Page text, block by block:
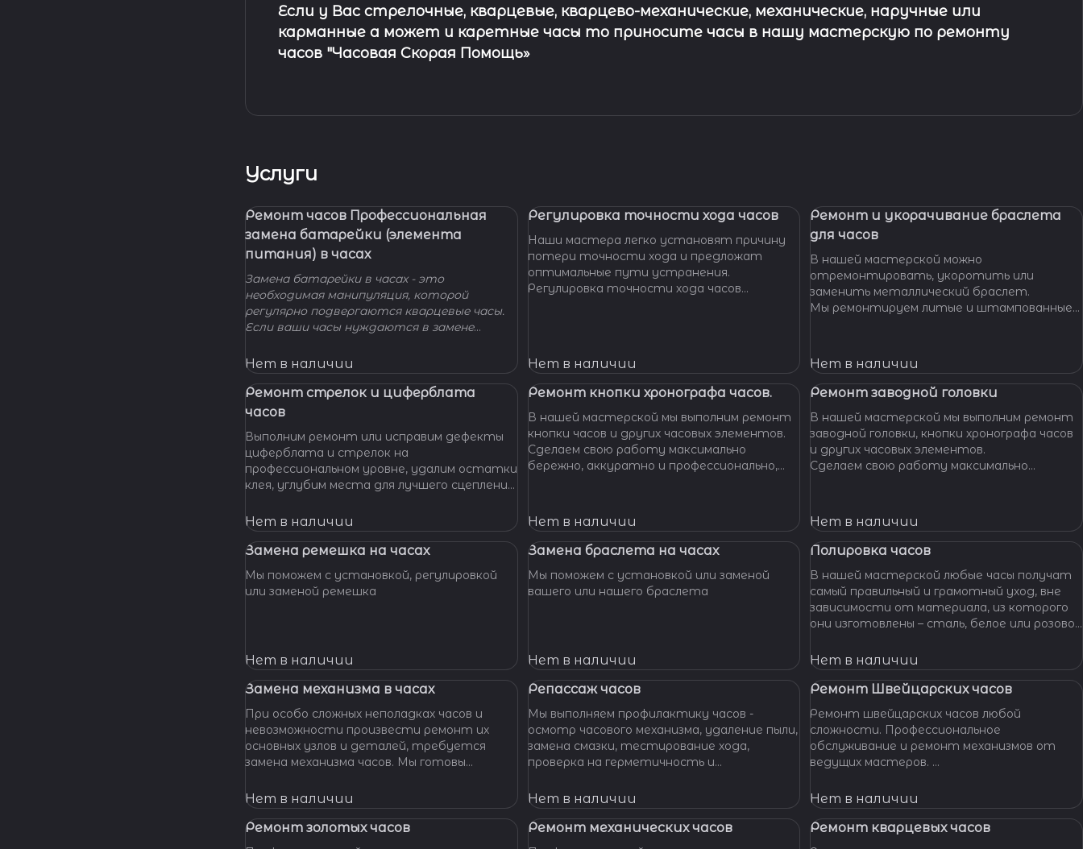
Если у Вас стрелочные, кварцевые, кварцево-механические, механические, наручные или
карманные а может и каретные часы то приносите часы в нашу мастерскую по ремонту
часов "Часовая Скорая Помощь»
Услуги
Ремонт часов Профессиональная
замена батарейки (элемента
питания) в часах
Замена батарейки в часах - это
необходимая манипуляция, которой
регулярно подвергаются кварцевые часы.
Если ваши часы нуждаются в замене
нашу мастерскую! Наши мастера с
удовольствием помогут вам решить
вашу проблему и произведут замену
батарейки профессионально, быстро,
Нет в наличии
Регулировка точности хода часов
Наши мастера легко установят причину
потери точности хода и предложат
оптимальные пути устранения.
Регулировка точности хода часов
Нет в наличии
Ремонт и укорачивание браслета
для часов
В нашей мастерской можно
отремонтировать, укоротить или
заменить металлический браслет.
Мы ремонтируем литые и штампованные
освежаем их внешний вид,
Нет в наличии
Ремонт стрелок и циферблата
часов
Выполним ремонт или исправим дефекты
циферблата и стрелок на
профессиональном уровне, удалим остатки
клея, углубим места для лучшего сцепления
стрелки, метки, камни. Восстановим
крепления циферблата к механизму.
Нет в наличии
Ремонт кнопки хронографа часов.
В нашей мастерской мы выполним ремонт
кнопки часов и других часовых элементов.
Сделаем свою работу максимально
бережно, аккуратно и профессионально,
Нет в наличии
Ремонт заводной головки
В нашей мастерской мы выполним ремонт
заводной головки, кнопки хронографа часов
и других часовых элементов.
Сделаем свою работу максимально
Нет в наличии
Замена ремешка на часах
Мы поможем с установкой, регулировкой
или заменой ремешка
Нет в наличии
Замена браслета на часах
Мы поможем с установкой или заменой
вашего или нашего браслета
Нет в наличии
Полировка часов
В нашей мастерской любые часы получат
самый правильный и грамотный уход, вне
зависимости от материала, из которого
они изготовлены – сталь, белое или розовое
специалисты отполируют практически
любой материал.
Нет в наличии
Замена механизма в часах
При особо сложных неполадках часов и
невозможности произвести ремонт их
основных узлов и деталей, требуется
замена механизма часов. Мы готовы
ситуациях.
Нет в наличии
Репассаж часов
Мы выполняем профилактику часов -
осмотр часового механизма, удаление пыли,
замена смазки, тестирование хода,
проверка на герметичность и
Нет в наличии
Ремонт Швейцарских часов
Ремонт швейцарских часов любой
сложности. Профессиональное
обслуживание и ремонт механизмов от
ведущих мастеров.
запчасти, индивидуальный подход. Вашим
часам - Швейцарская точность и
надежность!
Нет в наличии
Ремонт золотых часов
Ремонт механических часов Ремонт кварцевых часов